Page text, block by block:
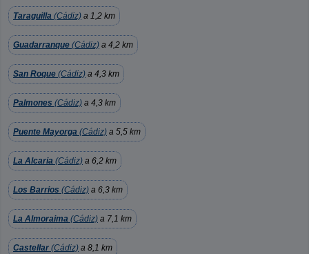
Taraguilla (Cádiz) a 1,2 km
Guadarranque (Cádiz) a 4,2 km
San Roque (Cádiz) a 4,3 km
Palmones (Cádiz) a 4,3 km
Puente Mayorga (Cádiz) a 5,5 km
La Alcaria (Cádiz) a 6,2 km
Los Barrios (Cádiz) a 6,3 km
La Almoraima (Cádiz) a 7,1 km
Castellar (Cádiz) a 8,1 km